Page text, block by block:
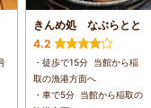
きんめ処 なぶらとと
4.2
・徒歩で15分 当館から稲
取の漁港方面へ
・車で5分 当館から稲取の